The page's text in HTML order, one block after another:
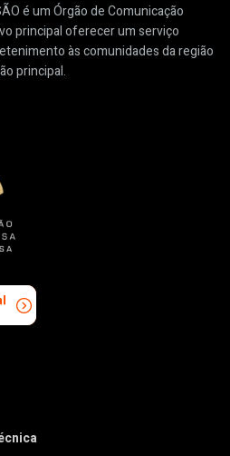
é um Órgão de Comunicação
principal oferecer um serviço
às comunidades da região
principal.